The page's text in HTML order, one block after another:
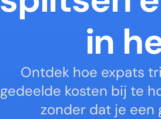
in
Ontdek hoe expats
gedeelde kosten bij te
zonder dat je een